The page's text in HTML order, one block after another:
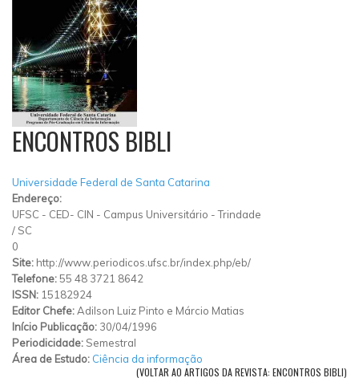
ENCONTROS BIBLI
Universidade Federal de Santa Catarina
Endereço:
UFSC - CED- CIN - Campus Universitário - Trindade
/ SC
0
Site: http://www.periodicos.ufsc.br/index.php/eb/
Telefone:55 48 3721 8642
ISSN: 15182924
Editor Chefe:Adilson Luiz Pinto e Márcio Matias
Início Publicação: 30/04/1996
Periodicidade: Semestral
Área de Estudo: Ciência da informação
(VOLTAR AO ARTIGOS DA REVISTA: ENCONTROS BIBLI)